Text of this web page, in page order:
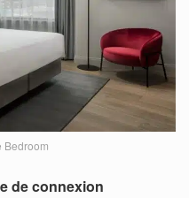
Bedroom
de connexion